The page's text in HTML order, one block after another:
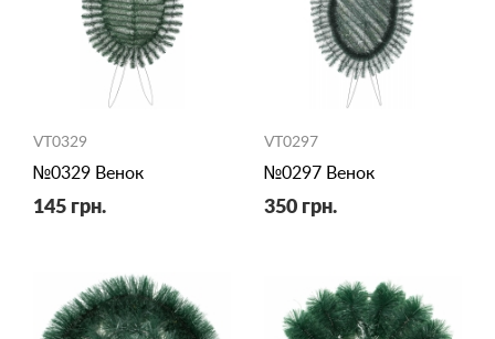
VT0329
№0329 Венок
145 грн.
VT0297
№0297 Венок
350 грн.